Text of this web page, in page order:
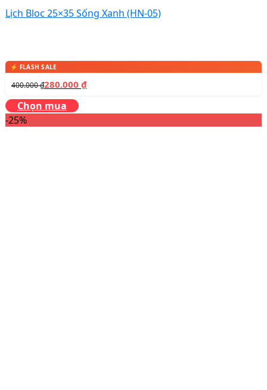
Lịch Bloc 25×35 Sống Xanh (HN-05)
400.000₫280.000 ₫
Chọn mua
-25%